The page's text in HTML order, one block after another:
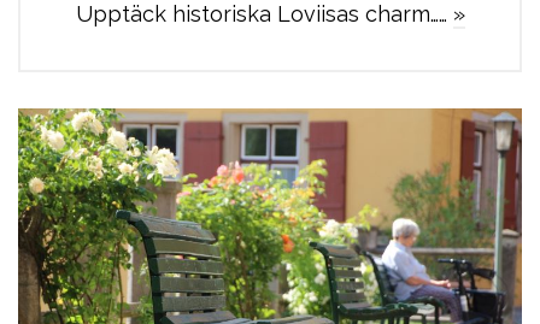
Upptäck historiska Loviisas charm…… »